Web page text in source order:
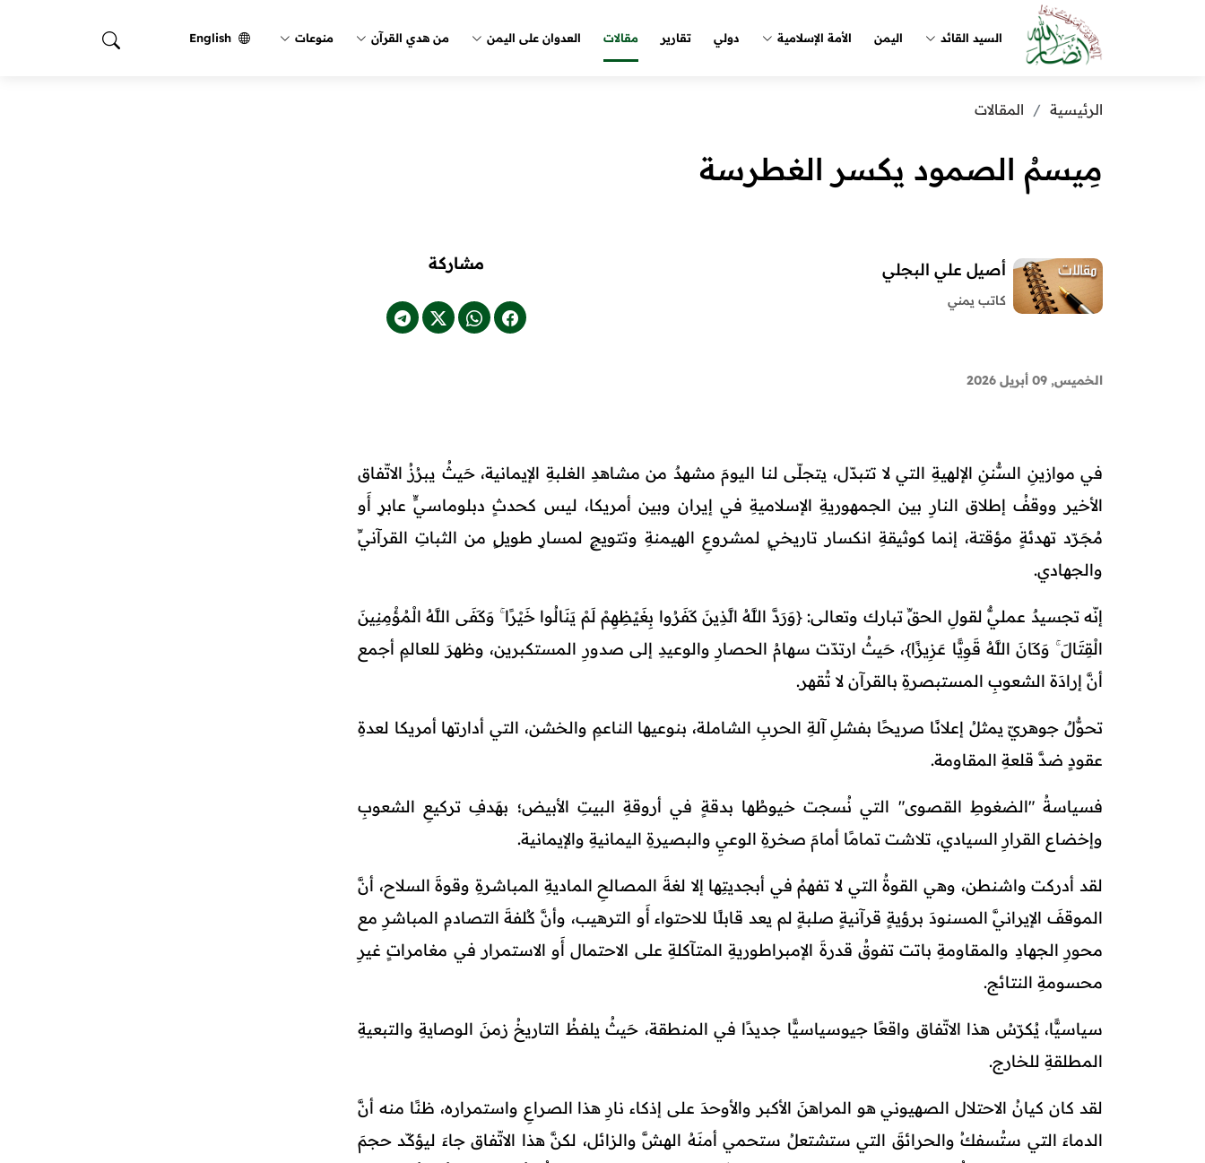
السيد القائد اليمن الأمة الإسلامية دولي تقارير مقالات العدوان على اليمن من هدي القرآن منوعات English
الرئيسية المقالات
مِيسمُ الصمود يكسر الغطرسة
أصيل علي البجلي
كاتب يمني
مشاركة
الخميس, 09 أبريل 2026
في موازينِ السُّننِ الإلهيةِ التي لا تتبدّل، يتجلّى لنا اليومَ مشهدٌ من مشاهدِ الغلبةِ الإيمانية، حَيثُ يبرُزُ الاتّفاق
الأخير ووقفُ إطلاق النارِ بين الجمهوريةِ الإسلاميةِ في إيران وبين أمريكا، ليس كحدثٍ دبلوماسيٍّ عابرٍ أَو
مُجَـرّد تهدئةٍ مؤقتة، إنما كوثيقةِ انكسار تاريخيٍ لمشروعِ الهيمنةِ وتتويجٍ لمسارٍ طويلٍ من الثباتِ القرآنيِّ
والجهادي.
إنّه تجسيدٌ عمليٌّ لقولِ الحقِّ تبارك وتعالى: {وَرَدَّ اللَّهُ الَّذِينَ كَفَرُوا بِغَيْظِهِمْ لَمْ يَنَالُوا خَيْرًا ۚ وَكَفَى اللَّهُ الْمُؤْمِنِينَ
الْقِتَالَ ۚ وَكَانَ اللَّهُ قَوِيًّا عَزِيزًا}، حَيثُ ارتدّت سهامُ الحصارِ والوعيدِ إلى صدورِ المستكبرين، وظهرَ للعالمِ أجمع
أنَّ إرادَة الشعوبِ المستبصرةِ بالقرآن لا تُقهر.
تحوُّلٌ جوهريّ يمثلُ إعلانًا صريحًا بفشلِ آلةِ الحربِ الشاملة، بنوعيها الناعمِ والخشن، التي أدارتها أمريكا لعدةِ
عقودٍ ضدَّ قلعةِ المقاومة.
فسياسةُ "الضغوطِ القصوى" التي نُسجت خيوطُها بدقةٍ في أروقةِ البيتِ الأبيض؛ بهَدفِ تركيعِ الشعوبِ
وإخضاع القرارِ السيادي، تلاشت تمامًا أمامَ صخرةِ الوعيِ والبصيرةِ اليمانيةِ والإيمانية.
لقد أدركت واشنطن، وهي القوةُ التي لا تفهمُ في أبجديتِها إلا لغةَ المصالحِ الماديةِ المباشرةِ وقوةَ السلاح، أنَّ
الموقفَ الإيرانيَّ المسنودَ برؤيةٍ قرآنيةٍ صلبةٍ لم يعد قابلًا للاحتواء أَو الترهيب، وأنَّ كُلفةَ التصادمِ المباشرِ مع
محورِ الجهادِ والمقاومةِ باتت تفوقُ قدرةَ الإمبراطوريةِ المتآكلةِ على الاحتمال أَو الاستمرار في مغامراتٍ غيرِ
محسومةِ النتائج.
سياسيًّا، يُكرّسُ هذا الاتّفاق واقعًا جيوسياسيًّا جديدًا في المنطقة، حَيثُ يلفظُ التاريخُ زمنَ الوصايةِ والتبعيةِ
المطلقةِ للخارج.
لقد كان كيانُ الاحتلال الصهيوني هو المراهنَ الأكبر والأوحدَ على إذكاء نارِ هذا الصراعِ واستمراره، ظنًا منه أنَّ
الدماءَ التي ستُسفكُ والحرائقَ التي ستشتعلُ ستحمي أمنَهُ الهشَّ والزائل، لكنَّ هذا الاتّفاق جاءَ ليؤكّـد حجمَ